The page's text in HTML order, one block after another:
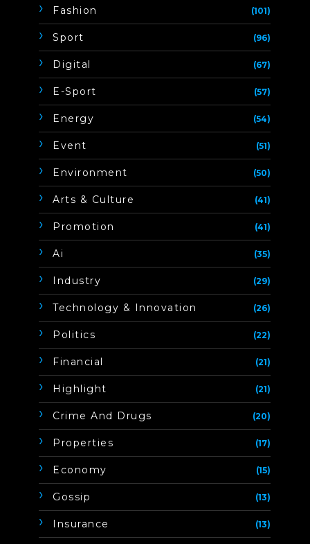
Fashion (101)
Sport (96)
Digital (67)
E-Sport (57)
Energy (54)
Event (51)
Environment (50)
Arts & Culture (41)
Promotion (41)
Ai (35)
Industry (29)
Technology & Innovation (26)
Politics (22)
Financial (21)
Highlight (21)
Crime And Drugs (20)
Properties (17)
Economy (15)
Gossip (13)
Insurance (13)